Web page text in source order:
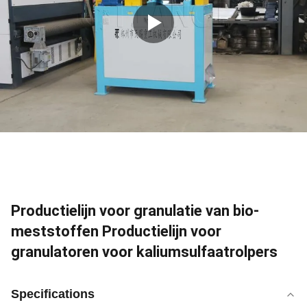
Productielijn voor granulatie van bio-
meststoffen Productielijn voor
granulatoren voor kaliumsulfaatrolpers
Specifications